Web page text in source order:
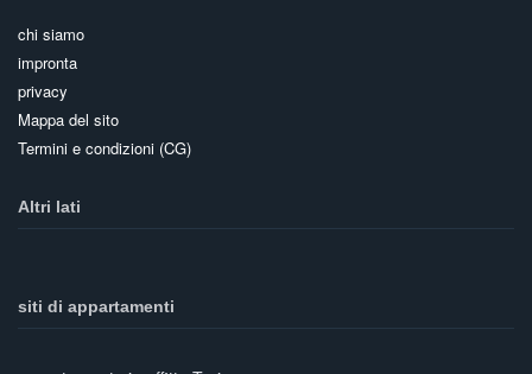
chi siamo
impronta
privacy
Mappa del sito
Termini e condizioni (CG)
Altri lati
siti di appartamenti